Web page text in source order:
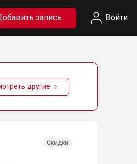
запись Войти
другие
Скидки